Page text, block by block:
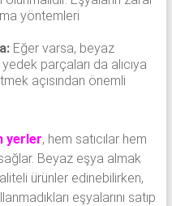
yöntemleri
Eğer varsa, beyaz
parçaları da alıcıya
açısından önemli
yerler, hem satıcılar hem
Beyaz eşya almak
ürünler edinebilirken,
eşyalarını satıp